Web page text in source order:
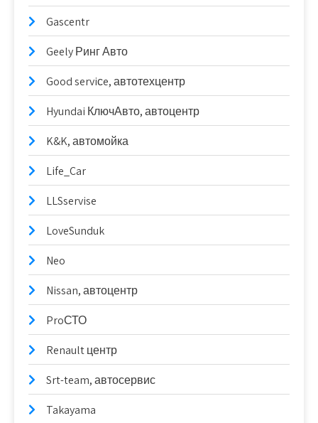
Gascentr
Geely Ринг Авто
Good serviсe, автотехцентр
Hyundai КлючАвто, автоцентр
K&K, автомойка
Life_Car
LLSservise
LoveSunduk
Neo
Nissan, автоцентр
ProСТО
Renault центр
Srt-team, автосервис
Takayama